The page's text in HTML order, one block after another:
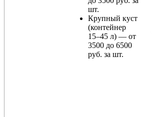
шт.
Крупный куст
(контейнер
15–45 л) — от
3500 до 6500
руб. за шт.